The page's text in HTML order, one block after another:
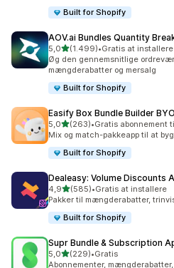
Built for Shopify
AOV.ai Bundles Quantity
5,0ud af 5 stjerner
(1.499)
1499 anmeldelser i alt
•Gratis at installere
Øg den gennemsnitlige
mængderabatter og mersalg
Built for Shopify
Easify Box Bundle Builder
5,0ud af 5 stjerner
(263)
263 anmeldelser i alt
•Gratis abonnement
Mix og match-pakkeapp til at
Built for Shopify
Dealeasy: Volume Discounts
4,9ud af 5 stjerner
(585)
585 anmeldelser i alt
•Gratis at installere
Pakker til mængderabatter,
Built for Shopify
Supr Bundle & Subscription
5,0ud af 5 stjerner
(229)
229 anmeldelser i alt
•Gratis
Abonnementer,